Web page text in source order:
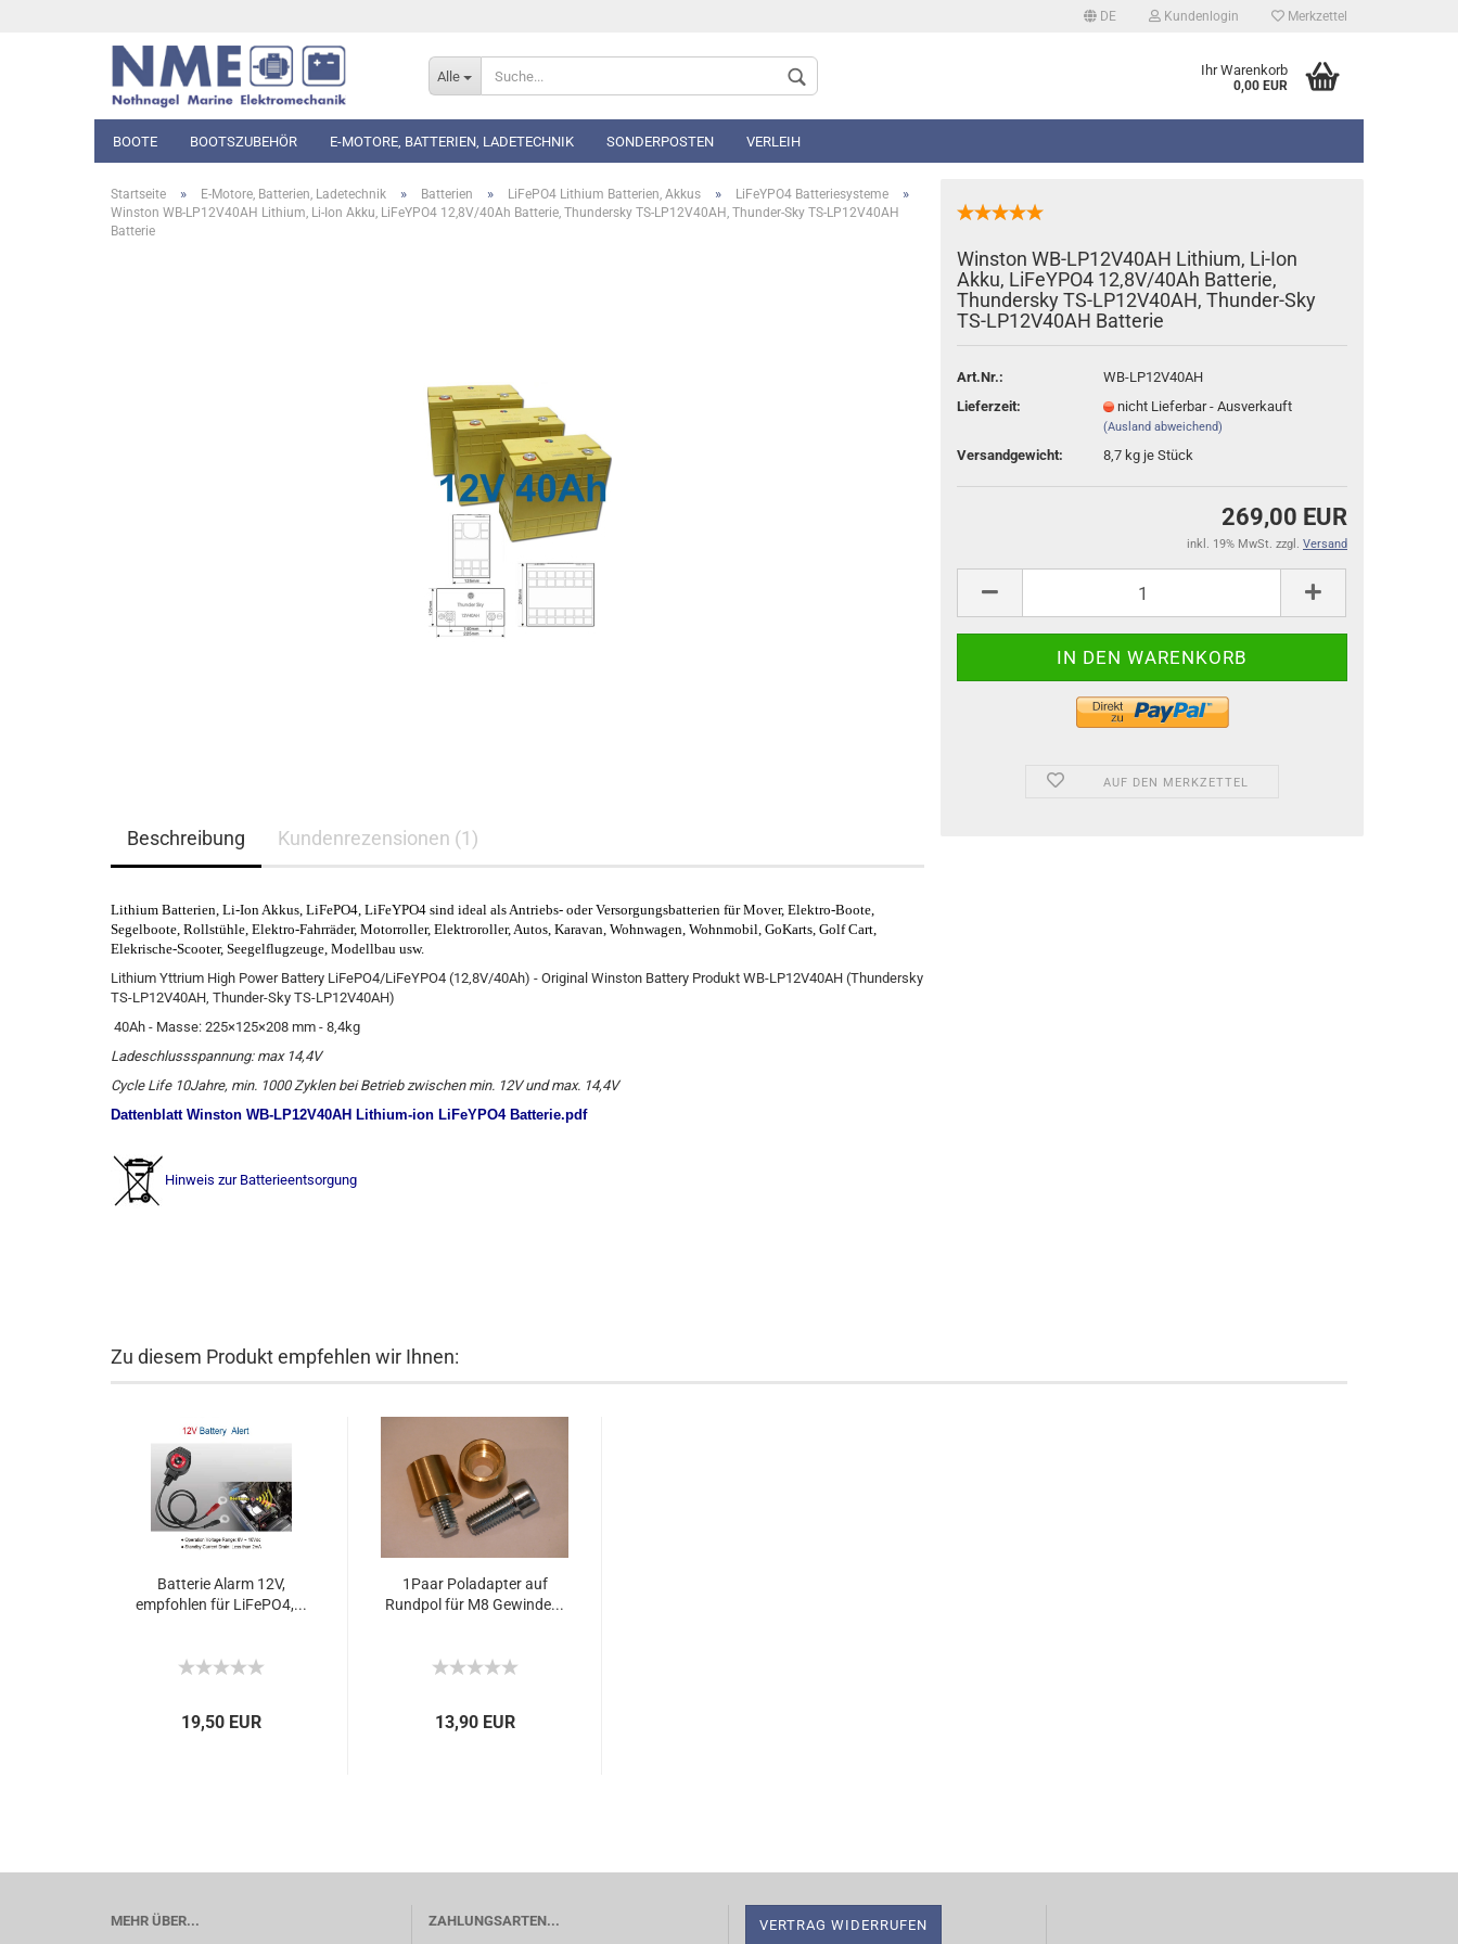
DE Kundenlogin
Konto erstellen
Passwort vergessen?
Merkzettel
Alle Ihr Warenkorb
0,00 EUR
BOOTE BOOTSZUBEHÖR E-MOTORE, BATTERIEN, LADETECHNIK SONDERPOSTEN VERLEIH
Startseite » E-Motore, Batterien, Ladetechnik » Batterien » LiFePO4 Lithium Batterien, Akkus » LiFeYPO4 Batteriesysteme »
Winston WB-LP12V40AH Lithium, Li-Ion Akku, LiFeYPO4 12,8V/40Ah Batterie, Thundersky TS-LP12V40AH, Thunder-Sky TS-LP12V40AH
Batterie
Winston WB-LP12V40AH Lithium, Li-Ion
Akku, LiFeYPO4 12,8V/40Ah Batterie,
Thundersky TS-LP12V40AH, Thunder-Sky
TS-LP12V40AH Batterie
Art.Nr.:
WB-LP12V40AH
Lieferzeit:
nicht Lieferbar - Ausverkauft
(Ausland abweichend)
Versandgewicht: 8,7 kg je Stück
269,00 EUR
inkl. 19% MwSt. zzgl. Versand
AUF DEN MERKZETTEL
Beschreibung Kundenrezensionen (1)
Lithium Batterien, Li-Ion Akkus, LiFePO4, LiFeYPO4 sind ideal als Antriebs- oder Versorgungsbatterien fürMover, Elektro-Boote,
Segelboote, Rollstühle, Elektro-Fahrräder, Motorroller, Elektroroller,Autos, Karavan, Wohnwagen, Wohnmobil, GoKarts, Golf Cart,
Elekrische-Scooter, Seegelflugzeuge, Modellbau usw.
Lithium Yttrium High Power Battery LiFePO4/LiFeYPO4 (12,8V/40Ah) - Original Winston Battery Produkt WB-LP12V40AH (Thundersky
TS-LP12V40AH, Thunder-Sky TS-LP12V40AH)
40Ah - Masse: 225×125×208 mm - 8,4kg
Ladeschlussspannung: max 14,4V
Cycle Life 10Jahre, min. 1000 Zyklen bei Betrieb zwischen min. 12V und max. 14,4V
Dattenblatt Winston WB-LP12V40AH Lithium-ion LiFeYPO4 Batterie.pdf
Hinweis zur Batterieentsorgung
Zu diesem Produkt empfehlen wir Ihnen:
Batterie Alarm 12V,
empfohlen für LiFePO4,...
19,50 EUR
1Paar Poladapter auf
Rundpol für M8 Gewinde...
13,90 EUR
MEHR ÜBER... ZAHLUNGSARTEN... VERTRAG WIDERRUFEN